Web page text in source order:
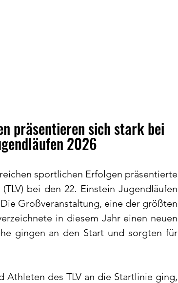
präsentieren sich stark bei
2026
sportlichen Erfolgen präsentierte
bei den 22. Einstein Jugendläufen
Großveranstaltung, eine der größten
in diesem Jahr einen neuen
gingen an den Start und sorgten für
Athleten des TLV an die Startlinie ging,